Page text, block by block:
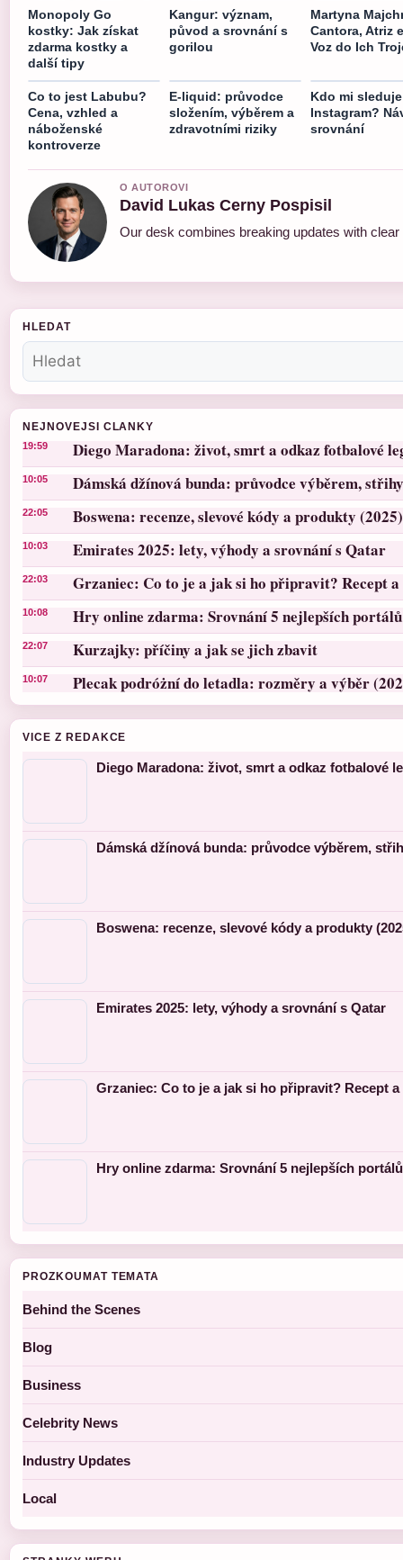
Monopoly Go
kostky: Jak získat
zdarma kostky a
další tipy
Kangur: význam,
původ a srovnání s
gorilou
Martyna
Cantora, Atriz
Voz do Ich
Co to jest Labubu?
Cena, vzhled a
náboženské
kontroverze
E-liquid: průvodce
složením, výběrem a
zdravotními riziky
Kdo mi sleduje
Instagram?
srovnání
O AUTOROVI
David Lukas Cerny Pospisil
Our desk combines breaking updates with
HLEDAT
NEJNOVEJSI CLANKY
19:59 Diego Maradona: život, smrt a odkaz fotbalové
10:05 Dámská džínová bunda: průvodce výběrem,
22:05 Boswena: recenze, slevové kódy a produkty (2025)
10:03 Emirates 2025: lety, výhody a srovnání s Qatar
22:03 Grzaniec: Co to je a jak si ho připravit? Recept
10:08 Hry online zdarma: Srovnání 5 nejlepších portálů
22:07 Kurzajky: příčiny a jak se jich zbavit
10:07 Plecak podróżní do letadla: rozměry a výběr
VICE Z REDAKCE
Diego Maradona: život, smrt a odkaz fotbalové
Dámská džínová bunda: průvodce výběrem,
Boswena: recenze, slevové kódy a produkty
Emirates 2025: lety, výhody a srovnání s Qatar
Grzaniec: Co to je a jak si ho připravit? Recept
Hry online zdarma: Srovnání 5 nejlepších portálů
PROZKOUMAT TEMATA
Behind the Scenes
Blog
Business
Celebrity News
Industry Updates
Local